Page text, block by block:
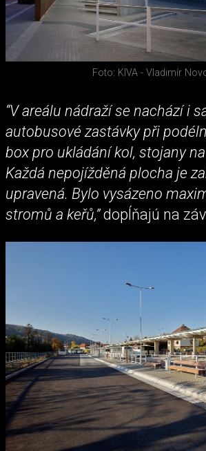
Foto: KIVA - Vladimír
“V areálu nádraží se nachází i
autobusové zastávky při
box pro ukládání kol, stojany
Každá nepojížděná plocha je
upravená. Bylo vysázeno
stromů a keřů,”dopĺňajú na